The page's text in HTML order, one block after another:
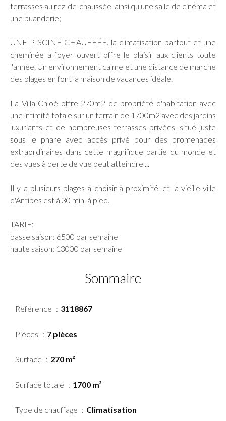
terrasses au rez-de-chaussée. ainsi qu'une salle de cinéma et
une buanderie;
UNE PISCINE CHAUFFÉE. la climatisation partout et une
cheminée à foyer ouvert offre le plaisir aux clients toute
l'année. Un environnement calme et une distance de marche
des plages en font la maison de vacances idéale.
La Villa Chloé offre 270m2 de propriété d'habitation avec
une intimité totale sur un terrain de 1700m2 avec des jardins
luxuriants et de nombreuses terrasses privées. situé juste
sous le phare avec accès privé pour des promenades
extraordinaires dans cette magnifique partie du monde et
des vues à perte de vue peut atteindre ...
Il y a plusieurs plages à choisir à proximité. et la vieille ville
d'Antibes est à 30 min. à pied.
TARIF:
basse saison: 6500 par semaine
haute saison: 13000 par semaine
Sommaire
Référence 3118867
Pièces 7 pièces
Surface 270 m²
Surface totale 1700 m²
Type de chauffage Climatisation